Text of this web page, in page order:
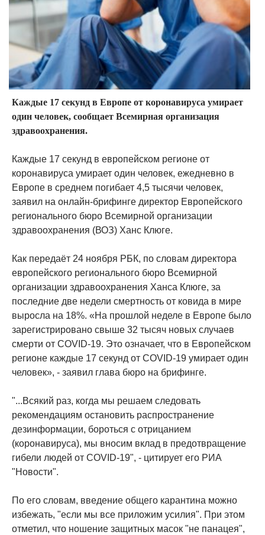
Каждые 17 секунд в Европе от коронавируса умирает
один человек, сообщает Всемирная организация
здравоохранения.
Каждые 17 секунд в европейском регионе от
коронавируса умирает один человек, ежедневно в
Европе в среднем погибает 4,5 тысячи человек,
заявил на онлайн-брифинге директор Европейского
регионального бюро Всемирной организации
здравоохранения (ВОЗ) Ханс Клюге.
Как передаёт 24 ноября РБК, по словам директора
европейского регионального бюро Всемирной
организации здравоохранения Ханса Клюге, за
последние две недели смертность от ковида в мире
выросла на 18%. «На прошлой неделе в Европе было
зарегистрировано свыше 32 тысяч новых случаев
смерти от COVID-19. Это означает, что в Европейском
регионе каждые 17 секунд от COVID-19 умирает один
человек», - заявил глава бюро на брифинге.
"...Всякий раз, когда мы решаем следовать
рекомендациям остановить распространение
дезинформации, бороться с отрицанием
(коронавируса), мы вносим вклад в предотвращение
гибели людей от COVID-19", - цитирует его РИА
"Новости".
По его словам, введение общего карантина можно
избежать, "если мы все приложим усилия". При этом
отметил, что ношение защитных масок "не панацея",